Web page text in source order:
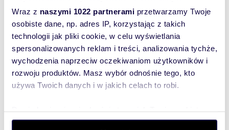
Wraz z naszymi 1022 partnerami przetwarzamy Twoje
osobiste dane, np. adres IP, korzystając z takich
technologii jak pliki cookie, w celu wyświetlania
spersonalizowanych reklam i treści, analizowania tychże,
wychodzenia naprzeciw oczekiwaniom użytkowników i
rozwoju produktów. Masz wybór odnośnie tego, kto
używa Twoich danych i w jakich celach to robi.
dane są przetwarzane oraz ustaw własne preferencje w
Lokalizacja: województwo: pomorskie
powiat:
Gdańskgmina: Gdańsk
miejscowość:Gdańsk dzielnica:
Łostowice
ulica: Ofiar Grudnia 70
Podobne oferty w tej lokalizacji